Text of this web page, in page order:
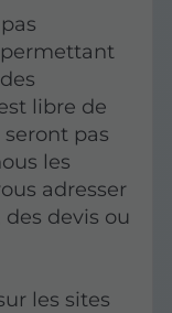
libre de
pas
les
adresser
devis ou
les sites